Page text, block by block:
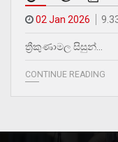
02 Jan 2026
ත්‍රීකුණාමල සිසුන්…
CONTINUE READING